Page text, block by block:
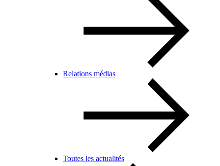
Relations médias
Toutes les actualités